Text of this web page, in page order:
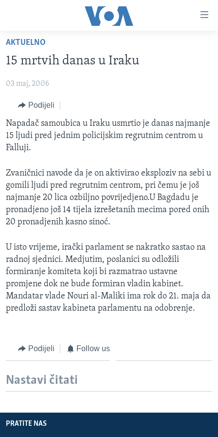
glavni
sadržaj
na
navigaciju
Idi
na
pretragu
TV PROGRAM
FOTOGRAFIJE DANA
VIJESTI
SJEDINJENE AMERIČKE DRŽAVE
BOSNA I HERCEGOVINA
NAUKA I TEHNOLOGIJA
SPECIJALNI PROJEKTI
SLOBODA MEDIJA
ŽENSKA STRANA
IZBJEGLIČKA STRANA
MAGAZIN
O GLASU AMERIKE
Learning English
PRATITE NAS
AKTUELNO
15 mrtvih danas u Iraku
03 maj, 2006
Podijeli
Napadač samoubica u Iraku usmrtio je danas najmanje
15 ljudi pred jednim policijskim regrutnim centrom u
Falluji.
Zvaničnici navode da je on aktivirao eksploziv na sebi u
gomili ljudi pred regrutnim centrom, pri čemu je još
najmanje 20 lica ozbiljno povrijedjeno.U Bagdadu je
pronadjeno još 14 tijela izrešetanih mecima pored onih
20 pronadjenih kasno sinoć.
U isto vrijeme, irački parlament se nakratko sastao na
radnoj sjednici. Medjutim, poslanici su odložili
formiranje komiteta koji bi razmatrao ustavne
promjene dok ne bude formiran vladin kabinet.
Mandatar vlade Nouri al-Maliki ima rok do 21. maja da
predloži sastav kabineta parlamentu na odobrenje.
Podijeli Follow us
Nastavi čitati
PRATITE NAS